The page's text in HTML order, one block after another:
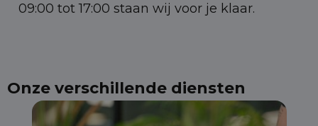
09:00 tot 17:00 staan wij voor je klaar.
Onze verschillende diensten